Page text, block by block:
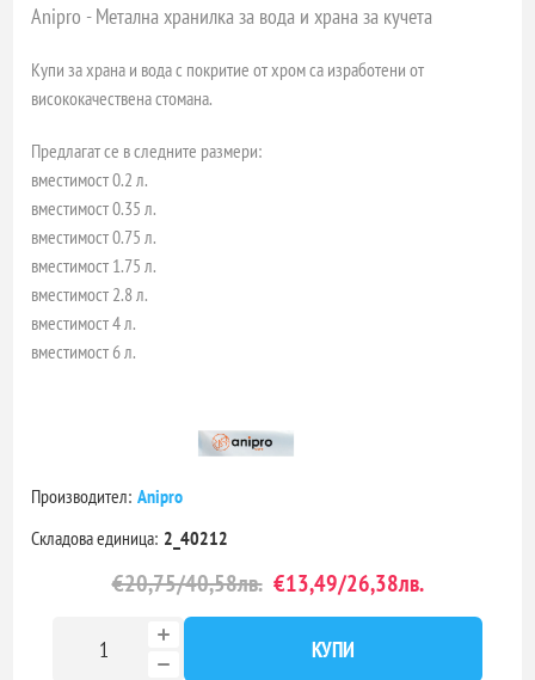
Аnipro - Метална хранилка за вода и храна за кучета
Купи за храна и вода с покритие от хром са изработени от
висококачествена стомана.
Предлагат се в следните размери:
вместимост 0.2 л.
вместимост 0.35 л.
вместимост 0.75 л.
вместимост 1.75 л.
вместимост 2.8 л.
вместимост 4 л.
вместимост 6 л.
Производител: Anipro
Складова единица: 2_40212
€20,75/40,58лв. €13,49/26,38лв.
КУПИ